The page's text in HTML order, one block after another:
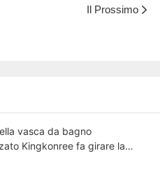
Il Prossimo
vasca da bagno
Kingkonree fa girare la